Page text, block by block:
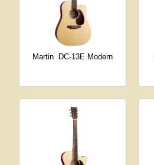
Martin DC-13E Modern